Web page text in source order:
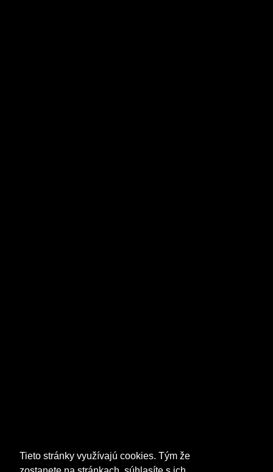
Tieto stránky využívajú cookies. Tým že